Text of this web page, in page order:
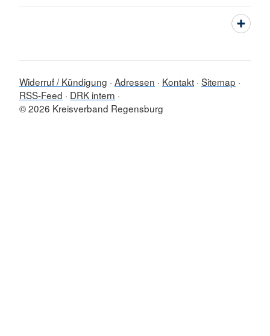
Widerruf / Kündigung Adressen Kontakt Sitemap
RSS-Feed
DRK intern
© 2026 Kreisverband Regensburg